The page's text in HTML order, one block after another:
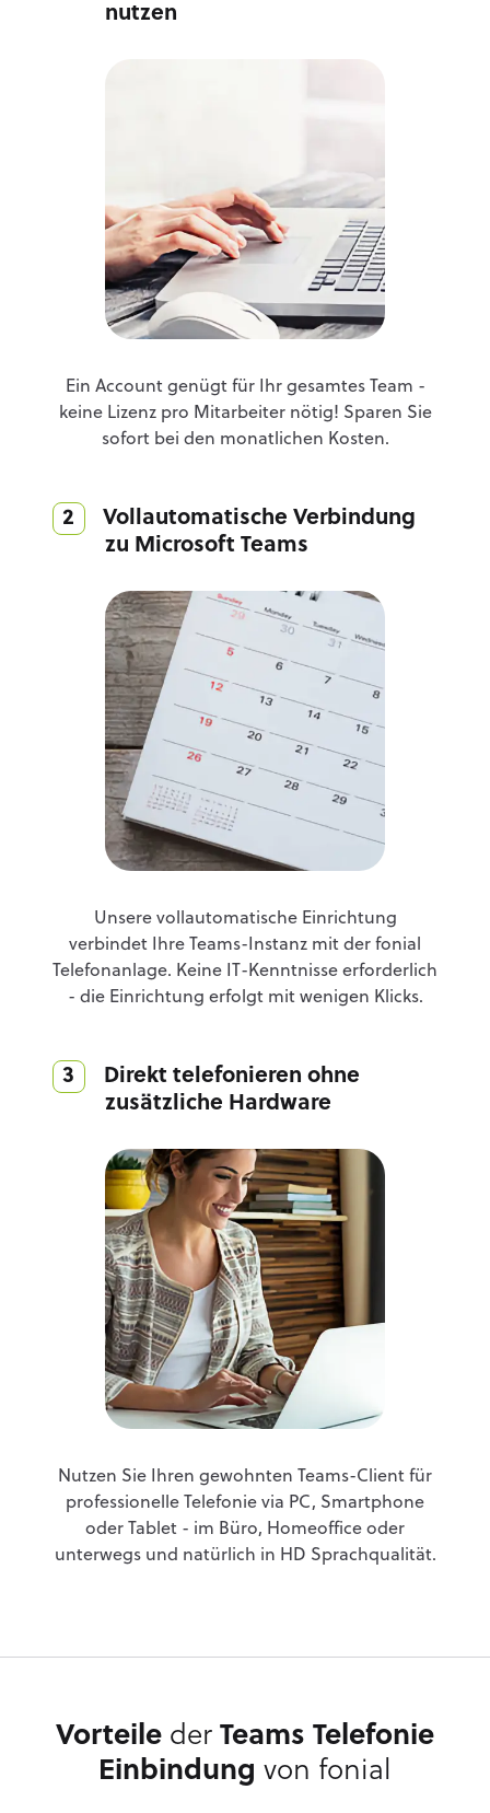
nutzen
Ein Account genügt für Ihr gesamtes Team -
keine Lizenz pro Mitarbeiter nötig! Sparen Sie
sofort bei den monatlichen Kosten.
2 Vollautomatische Verbindung
zu Microsoft Teams
Unsere vollautomatische Einrichtung
verbindet Ihre Teams-Instanz mit der fonial
Telefonanlage. Keine IT-Kenntnisse erforderlich
- die Einrichtung erfolgt mit wenigen Klicks.
3 Direkt telefonieren ohne
zusätzliche Hardware
Nutzen Sie Ihren gewohnten Teams-Client für
professionelle Telefonie via PC, Smartphone
oder Tablet - im Büro, Homeoffice oder
unterwegs und natürlich in HD Sprachqualität.
Vorteile der Teams Telefonie
Einbindung von fonial